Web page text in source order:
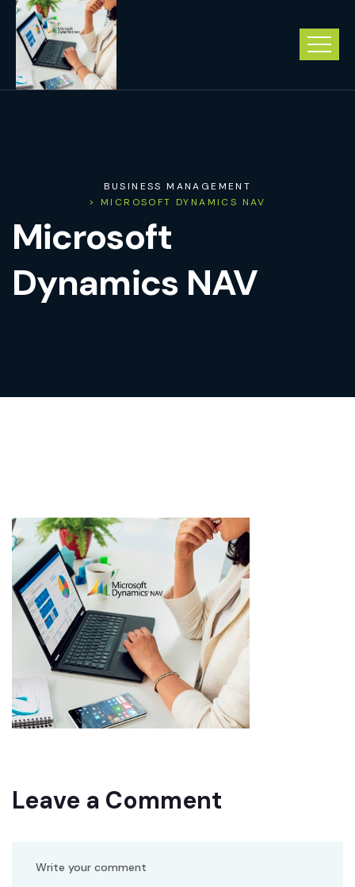
BUSINESS MANAGEMENT
> MICROSOFT DYNAMICS NAV
Microsoft
Dynamics NAV
Leave a Comment